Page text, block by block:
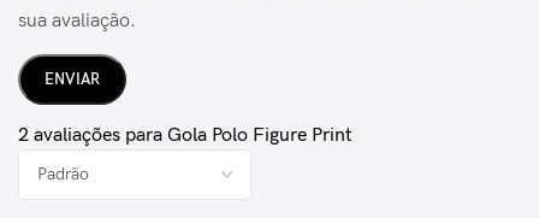
2 avaliações para Gola Polo Figure Print
sua avaliação.